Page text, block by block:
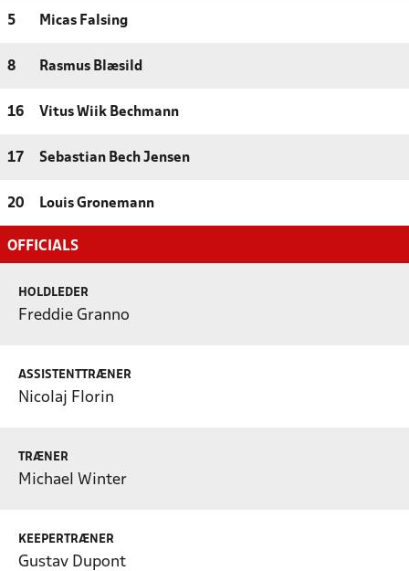
5 Micas Falsing
8 Rasmus Blæsild
16 Vitus Wiik Bechmann
17 Sebastian Bech Jensen
20 Louis Gronemann
OFFICIALS
HOLDLEDER
Freddie Granno
ASSISTENTTRÆNER
Nicolaj Florin
TRÆNER
Michael Winter
KEEPERTRÆNER
Gustav Dupont